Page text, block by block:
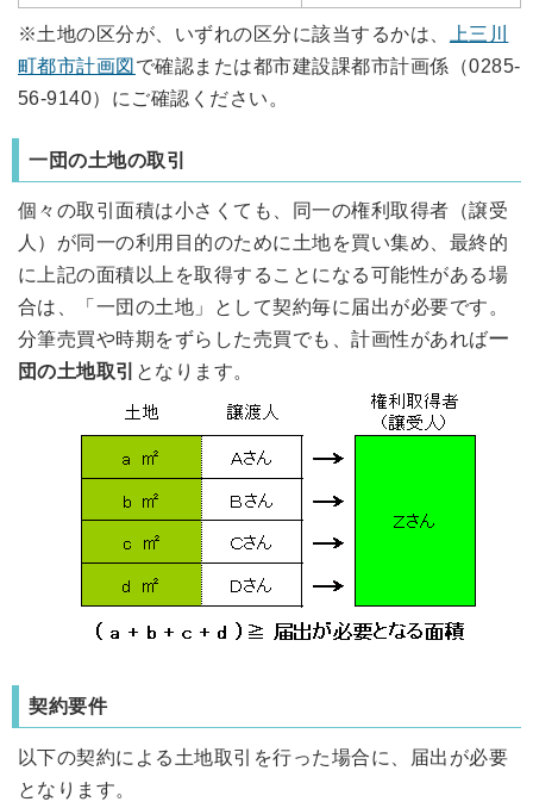
※土地の区分が、いずれの区分に該当するかは、
上三川
町都市計画図で確認または都市建設課都市計画係（0285-
56-9140）にご確認ください。
一団の土地の取引
個々の取引面積は小さくても、同一の権利取得者（譲受
人）が同一の利用目的のために土地を買い集め、最終的
に上記の面積以上を取得することになる可能性がある場
合は、「一団の土地」として契約毎に届出が必要です。
分筆売買や時期をずらした売買でも、計画性があれば一
団の土地取引 となります。
契約要件
以下の契約による土地取引を行った場合に、届出が必要
となります。